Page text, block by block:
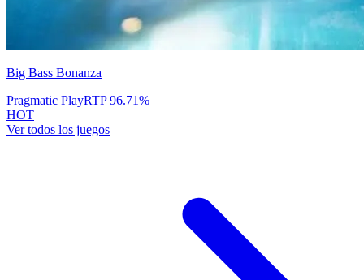
Big Bass Bonanza
Pragmatic PlayRTP96.71%
HOT
Ver todos los juegos